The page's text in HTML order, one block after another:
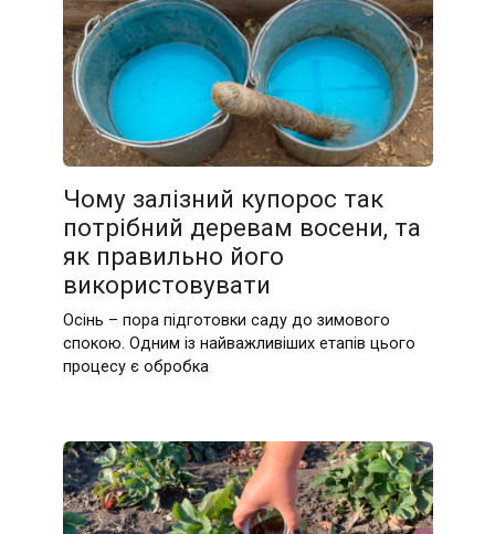
Чому залізний купорос так
потрібний деревам восени, та
як правильно його
використовувати
Осінь – пора підготовки саду до зимового
спокою. Одним із найважливіших етапів цього
процесу є обробка